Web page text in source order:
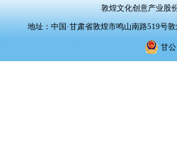
敦煌文化创意产业股
地址：中国·甘肃省敦煌市鸣山南路519
甘